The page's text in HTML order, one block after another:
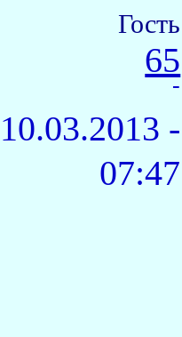
Гость
65
-
10.03.2013 -
07:47